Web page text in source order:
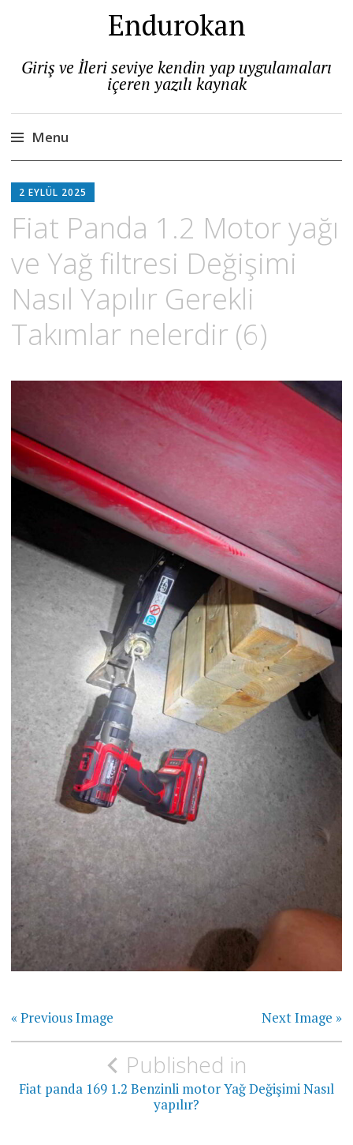
Endurokan
Giriş ve İleri seviye kendin yap uygulamaları
içeren yazılı kaynak
Menu
to
2 EYLÜL 2025
Fiat Panda 1.2 Motor yağı
ve Yağ filtresi Değişimi
Nasıl Yapılır Gerekli
Takımlar nelerdir (6)
« Previous Image Next Image »
Yazı
gezinmesiPublished in
Fiat panda 169 1.2 Benzinli motor Yağ Değişimi Nasıl
yapılır?